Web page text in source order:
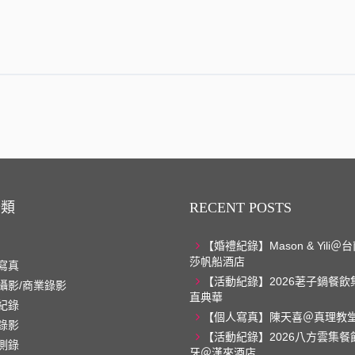
真
影/商業錄影
錄
影
錄
RECENT POSTS
【婚禮紀錄】Mason & Yili＠
莎帆船酒店
【活動紀錄】2026荖子鍋餐飲
直典華
【個人寫真】陳天喜＠真理教
【活動紀錄】2026八方雲集餐